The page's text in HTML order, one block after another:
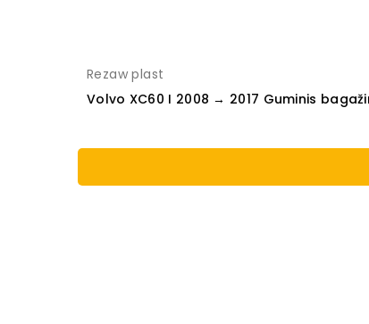
Rezaw plast
Volvo XC60 I 2008 → 2017 Guminis